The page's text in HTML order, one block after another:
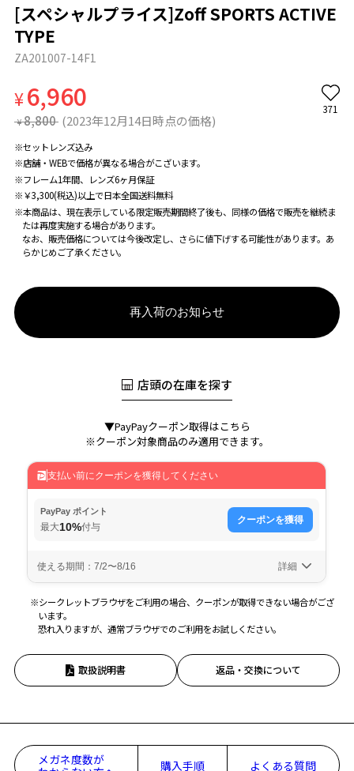
[スペシャルプライス]Zoff SPORTS ACTIVE
TYPE
ZA201007-14F1
¥6,960
¥ 8,800 (2023年12月14日時点の価格)
371
※セットレンズ込み
※店舗・WEBで価格が異なる場合がこざいます。
※フレーム1年間、レンズ6ヶ月保証
※￥3,300(税込)以上で日本全国送料無料
※本商品は、現在表示している限定販売期間終了後も、同様の価格で販売を継続ま
たは再度実施する場合があります。
なお、販売価格については今後改定し、さらに値下げする可能性があります。あ
らかじめご了承ください。
再入荷のお知らせ
店頭の在庫を探す
▼PayPayクーポン取得はこちら
※クーポン対象商品のみ適用できます。
※シークレットブラウザをご利用の場合、クーポンが取得できない場合がござ
います。
恐れ入りますが、通常ブラウザでのご利用をお試しください。
取扱説明書 返品・交換について
メガネ度数が
購入手順 よくある質問